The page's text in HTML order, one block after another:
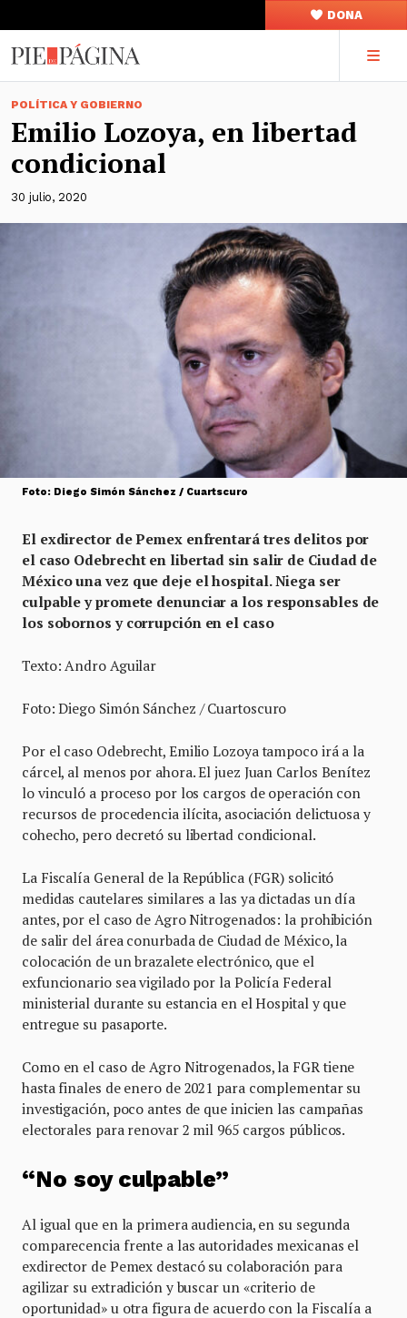
DONA
POLÍTICA Y GOBIERNO
Emilio Lozoya, en libertad
condicional
30 julio, 2020
Foto: Diego Simón Sánchez / Cuartscuro
El exdirector de Pemex enfrentará tres delitos por
el caso Odebrecht en libertad sin salir de Ciudad de
México una vez que deje el hospital. Niega ser
culpable y promete denunciar a los responsables de
los sobornos y corrupción en el caso
Texto: Andro Aguilar
Foto: Diego Simón Sánchez / Cuartoscuro
Por el caso Odebrecht, Emilio Lozoya tampoco irá a la
cárcel, al menos por ahora. El juez Juan Carlos Benítez
lo vinculó a proceso por los cargos de operación con
recursos de procedencia ilícita, asociación delictuosa y
cohecho, pero decretó su libertad condicional.
La Fiscalía General de la República (FGR) solicitó
medidas cautelares similares a las ya dictadas un día
antes, por el caso de Agro Nitrogenados: la prohibición
de salir del área conurbada de Ciudad de México, la
colocación de un brazalete electrónico, que el
exfuncionario sea vigilado por la Policía Federal
ministerial durante su estancia en el Hospital y que
entregue su pasaporte.
Como en el caso de Agro Nitrogenados, la FGR tiene
hasta finales de enero de 2021 para complementar su
investigación, poco antes de que inicien las campañas
electorales para renovar 2 mil 965 cargos públicos.
“No soy culpable”
Al igual que en la primera audiencia, en su segunda
comparecencia frente a las autoridades mexicanas el
exdirector de Pemex destacó su colaboración para
agilizar su extradición y buscar un «criterio de
oportunidad» u otra figura de acuerdo con la Fiscalía a